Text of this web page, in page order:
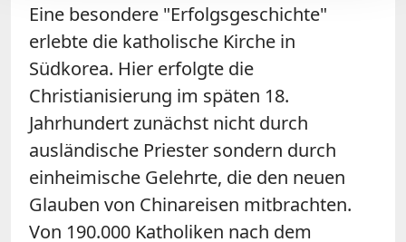
Eine besondere "Erfolgsgeschichte"
erlebte die katholische Kirche in
Südkorea. Hier erfolgte die
Christianisierung im späten 18.
Jahrhundert zunächst nicht durch
ausländische Priester sondern durch
einheimische Gelehrte, die den neuen
Glauben von Chinareisen mitbrachten.
Von 190.000 Katholiken nach dem